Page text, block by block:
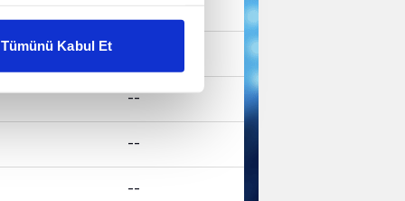
gösterilmeyecektir."
sunulması
Tümünü Kabul Et
--
--
--